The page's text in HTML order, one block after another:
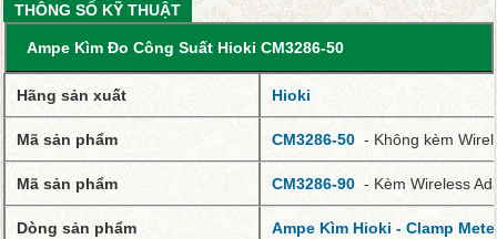
THÔNG SỐ KỸ THUẬT
Ampe Kìm Đo Công Suất Hioki CM3286-50
Hãng sản xuất Hioki
Mã sản phẩm CM3286-50 - Không kèm
Mã sản phẩm CM3286-90 - Kèm Wireless
Dòng sản phẩm Ampe Kìm Hioki - Clamp